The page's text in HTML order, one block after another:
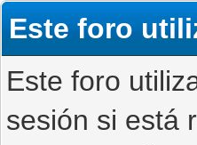
Este foro
Este foro
sesión si está